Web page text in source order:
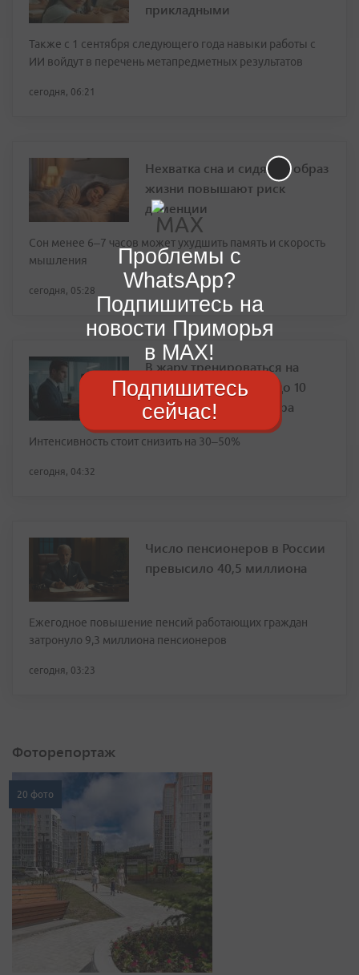
прикладными
Также с 1 сентября следующего года навыки работы с
ИИ войдут в перечень метапредметных результатов
сегодня, 06:21
Нехватка сна и сидячий образ
жизни повышают риск
деменции
Сон менее 6–7 часов может ухудшить память и скорость
мышления
сегодня, 05:28
В жару тренироваться на
улице можно только до 10
утра или после 7 вечера
Интенсивность стоит снизить на 30–50%
сегодня, 04:32
Число пенсионеров в России
превысило 40,5 миллиона
Ежегодное повышение пенсий работающих граждан
затронуло 9,3 миллиона пенсионеров
сегодня, 03:23
Фоторепортаж
20 фото
Проблемы с
WhatsApp?
Подпишитесь на
новости Приморья
в MAX!
Подпишитесь
сейчас!